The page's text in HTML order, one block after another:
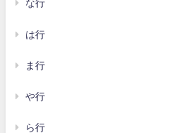
な行
は行
ま行
や行
ら行